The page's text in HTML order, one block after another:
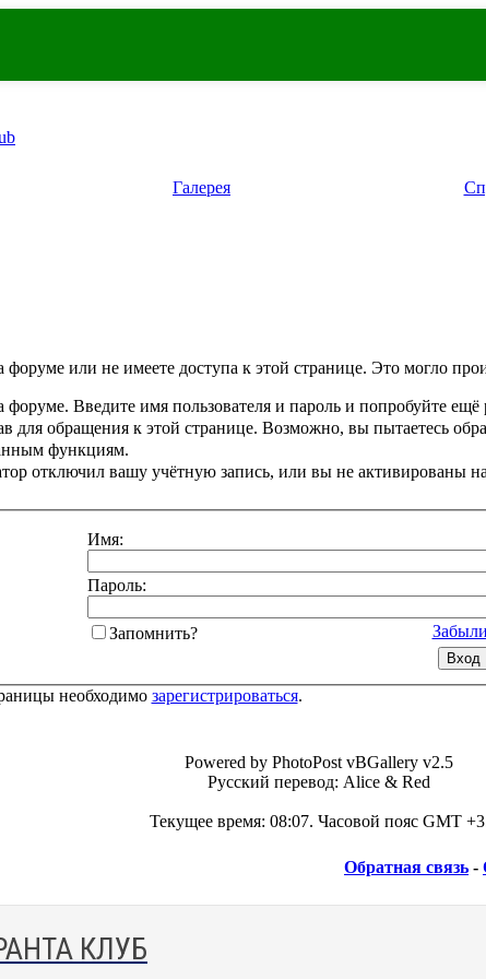
Галерея
или не имеете доступа к этой странице. Это могло
Введите имя пользователя и пароль и попробуйте ещё
для обращения к этой странице. Возможно, вы пытаетесь
функциям.
отключил вашу учётную запись, или вы не активированы
Имя:
Пароль:
Запомнить?
необходимо зарегистрироваться.
Powered by PhotoPost vBGallery v2.5
Русский перевод: Alice & Red
Текущее время: 08:07. Часовой пояс GMT
Обратная связь -
КЛУБ